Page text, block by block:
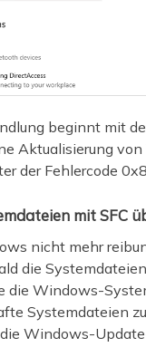
beginnt mit
Aktualisierung
der Fehlercode
mit SFC
nicht mehr
die
die Windows-
Systemdateien
die Windows-